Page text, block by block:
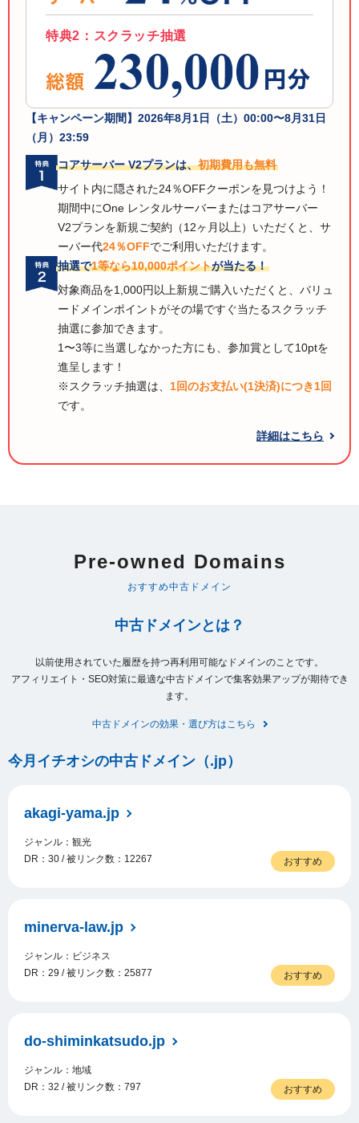
特典2：スクラッチ抽選
【キャンペーン期間】 2026年8月1日（土）00:00〜8月31日
（月）23:59
コアサーバー V2プランは、初期費用も無料
サイト内に隠された24％OFFクーポンを見つけよう！
期間中にOne レンタルサーバーまたはコアサーバー
V2プランを新規ご契約（12ヶ月以上）いただくと、サ
ーバー代24％OFFでご利用いただけます。
抽選で1等なら10,000ポイントが当たる！
対象商品を1,000円以上新規ご購入いただくと、バリュ
ードメインポイントがその場ですぐ当たるスクラッチ
抽選に参加できます。
1〜3等に当選しなかった方にも、参加賞として10ptを
進呈します！
※スクラッチ抽選は、 1回のお支払い(1決済)につき1回
です。
詳細はこちら
Pre-owned Domains
おすすめ中古ドメイン
中古ドメインとは？
以前使用されていた履歴を持つ再利用可能なドメインのことです。
アフィリエイト・SEO対策に最適な中古ドメインで集客効果アップが期待でき
ます。
中古ドメインの効果・選び方はこちら
今月イチオシの中古ドメイン（.jp）
akagi-yama.jp
ジャンル：観光
DR：30 / 被リンク数：12267
おすすめ
minerva-law.jp
ジャンル：ビジネス
DR：29 / 被リンク数：25877
おすすめ
do-shiminkatsudo.jp
ジャンル：地域
DR：32 / 被リンク数：797
おすすめ